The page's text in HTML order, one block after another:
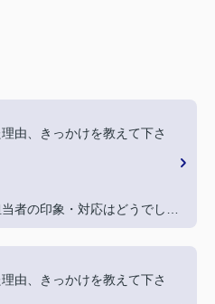
由、きっかけを教えて下さ
者の印象・対応はどうでした
頂き大変助かりました。
に一言お願い致します！
由、きっかけを教えて下さ